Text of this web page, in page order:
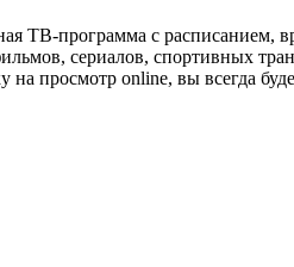
ТВ-программа с расписанием,
сериалов, спортивных
просмотр online, вы всегда